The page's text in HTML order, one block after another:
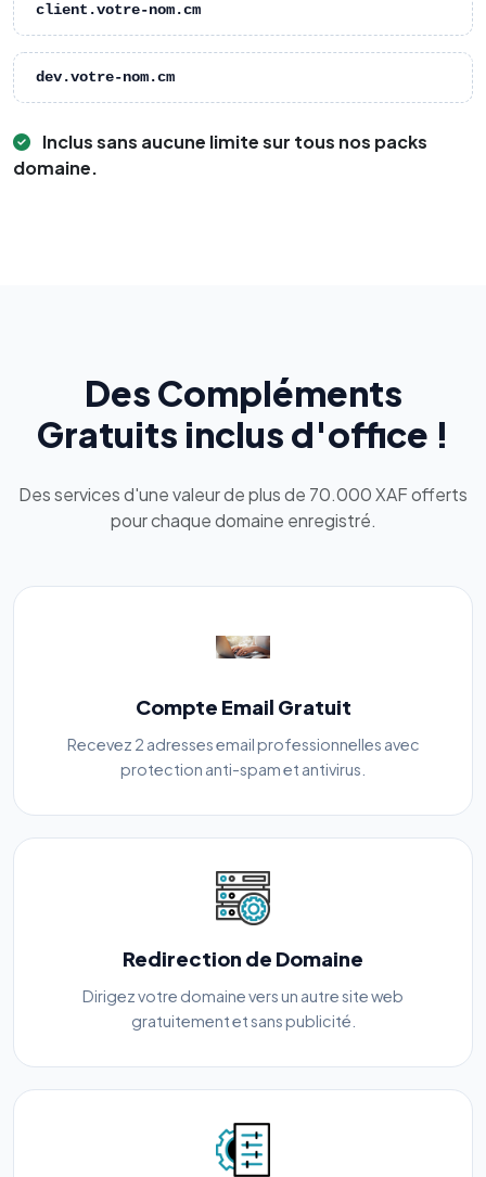
client.votre-nom.cm
dev.votre-nom.cm
Inclus sans aucune limite sur tous nos packs
domaine.
Des Compléments
Gratuits inclus d'office !
Des services d'une valeur de plus de 70.000 XAF offerts
pour chaque domaine enregistré.
Compte Email Gratuit
Recevez 2 adresses email professionnelles avec
protection anti-spam et antivirus.
Redirection de Domaine
Dirigez votre domaine vers un autre site web
gratuitement et sans publicité.